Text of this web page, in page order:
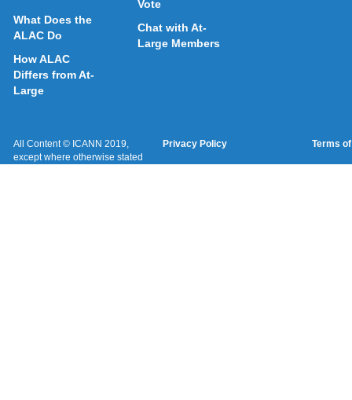
What Does the
ALAC Do
How ALAC
Differs from At-
Large
Vote
Chat with At-
Large Members
All Content © ICANN 2019,
except where otherwise stated
Privacy Policy Terms